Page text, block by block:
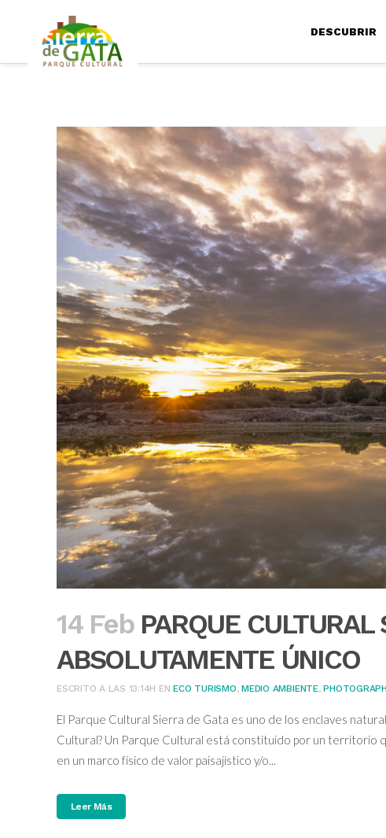
DESCUBRIR
14 Feb PARQUE CULTURAL
ABSOLUTAMENTE ÚNICO
ESCRITO A LAS 13:14H ENECO TURISMO,MEDIO AMBIENTE,
El Parque Cultural Sierra de Gata es uno de los enclaves
Cultural? Un Parque Cultural está constituido por un
en un marco físico de valor paisajístico y/o...
Leer Más